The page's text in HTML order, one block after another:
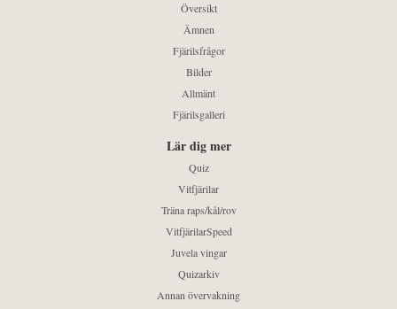
Översikt
Ämnen
Fjärilsfrågor
Bilder
Allmänt
Fjärilsgalleri
Lär dig mer
Quiz
Vitfjärilar
Träna raps/kål/rov
VitfjärilarSpeed
Juvela vingar
Quizarkiv
Annan övervakning